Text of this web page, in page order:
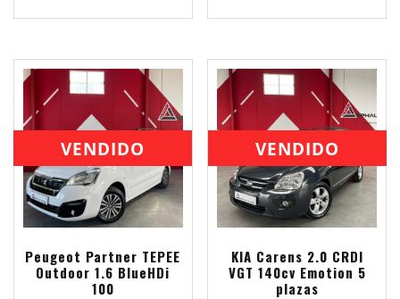
VENDIDO
Peugeot Partner TEPEE
Outdoor 1.6 BlueHDi
100
VENDIDO
KIA Carens 2.0 CRDI
VGT 140cv Emotion 5
plazas